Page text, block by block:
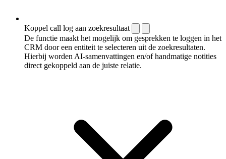
Koppel call log aan zoekresultaat
De functie maakt het mogelijk om gesprekken te loggen in het
CRM door een entiteit te selecteren uit de zoekresultaten.
Hierbij worden AI-samenvattingen en/of handmatige notities
direct gekoppeld aan de juiste relatie.